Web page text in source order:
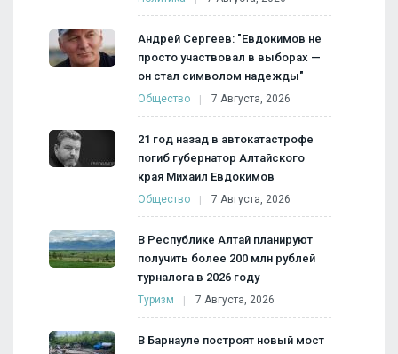
Андрей Сергеев: "Евдокимов не
просто участвовал в выборах —
он стал символом надежды"
Общество 7 Августа, 2026
21 год назад в автокатастрофе
погиб губернатор Алтайского
края Михаил Евдокимов
Общество 7 Августа, 2026
В Республике Алтай планируют
получить более 200 млн рублей
турналога в 2026 году
Туризм 7 Августа, 2026
В Барнауле построят новый мост